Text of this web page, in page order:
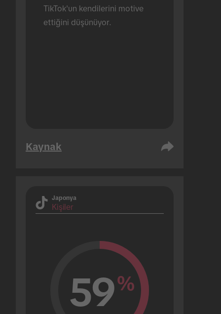
TikTok'un kendilerini motive
ettiğini düşünüyor.
Kaynak
Japonya
Kişiler
59%